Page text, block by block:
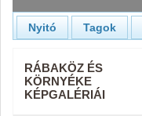
Nyitó Tagok
RÁBAKÖZ ÉS
KÖRNYÉKE
KÉPGALÉRIÁI